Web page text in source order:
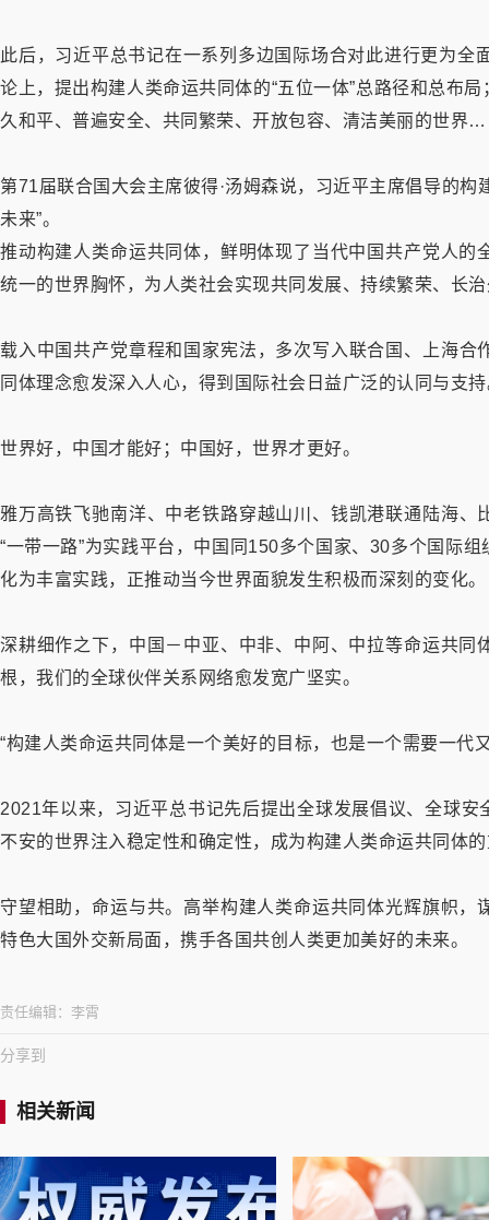
此后，习近平总书记在一系列多边国际场合对此进行更为
论上，提出构建人类命运共同体的“五位一体”总路径和总布
久和平、普遍安全、共同繁荣、开放包容、清洁美丽的世界
第71届联合国大会主席彼得·汤姆森说，习近平主席倡导的
未来”。
推动构建人类命运共同体，鲜明体现了当代中国共产党人
统一的世界胸怀，为人类社会实现共同发展、持续繁荣、长
载入中国共产党章程和国家宪法，多次写入联合国、上海
同体理念愈发深入人心，得到国际社会日益广泛的认同与支
世界好，中国才能好；中国好，世界才更好。
雅万高铁飞驰南洋、中老铁路穿越山川、钱凯港联通陆海
“一带一路”为实践平台，中国同150多个国家、30多个国际
化为丰富实践，正推动当今世界面貌发生积极而深刻的变化。
深耕细作之下，中国－中亚、中非、中阿、中拉等命运共
根，我们的全球伙伴关系网络愈发宽广坚实。
“构建人类命运共同体是一个美好的目标，也是一个需要一代
2021年以来，习近平总书记先后提出全球发展倡议、全球
不安的世界注入稳定性和确定性，成为构建人类命运共同体
守望相助，命运与共。高举构建人类命运共同体光辉旗帜
特色大国外交新局面，携手各国共创人类更加美好的未来。
责任编辑： 李霄
分享到
相关新闻